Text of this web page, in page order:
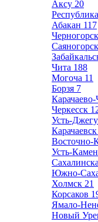
Аксу 20
Абакан 117
Черногорск
Саяногорск
Чита 188
Могоча 11
Борзя 7
Карачаево-
Черкесск
Усть-
Карачаевск
Восточно-
Усть-
Южно-
Холмск 21
Корсаков
Ямало-
Новый